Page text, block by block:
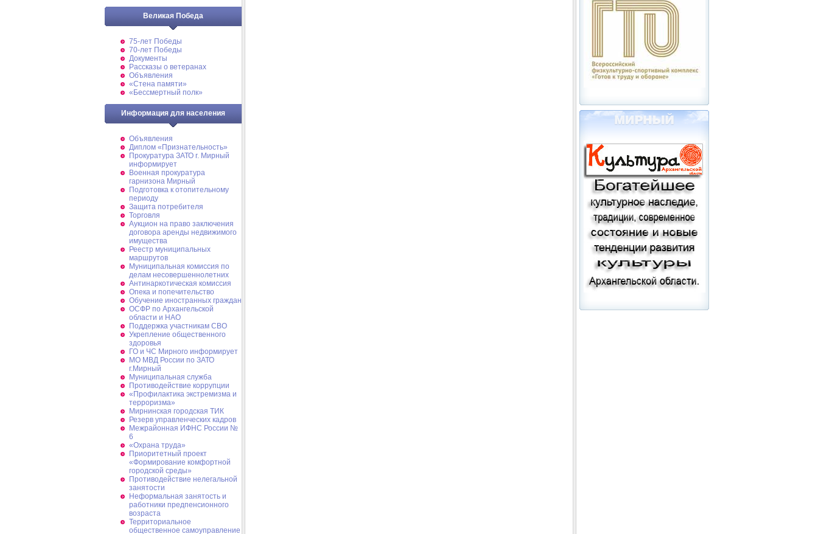
Великая Победа
75-лет Победы
70-лет Победы
Документы
Рассказы о ветеранах
Объявления
«Стена памяти»
«Бессмертный полк»
Информация для населения
Объявления
Диплом «Признательность»
Прокуратура ЗАТО г. Мирный
информирует
Военная прокуратура
гарнизона Мирный
Подготовка к отопительному
периоду
Защита потребителя
Торговля
Аукцион на право заключения
договора аренды недвижимого
имущества
Реестр муниципальных
маршрутов
Муниципальная комиссия по
делам несовершеннолетних
Антинаркотическая комиссия
Опека и попечительство
Обучение иностранных граждан
ОСФР по Архангельской
области и НАО
Поддержка участникам СВО
Укрепление общественного
здоровья
ГО и ЧС Мирного информирует
МО МВД России по ЗАТО
г.Мирный
Муниципальная cлужба
Противодействие коррупции
«Профилактика экстремизма и
терроризма»
Мирнинская городская ТИК
Резерв управленческих кадров
Межрайонная ИФНС России №
6
«Охрана труда»
Приоритетный проект
«Формирование комфортной
городской среды»
Противодействие нелегальной
занятости
Неформальная занятость и
работники предпенсионного
возраста
Территориальное
общественное самоуправление